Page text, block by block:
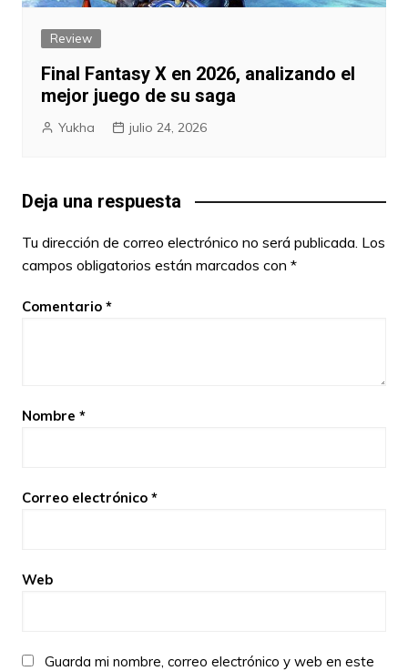
Review
Final Fantasy X en 2026, analizando el
mejor juego de su saga
Yukha julio 24, 2026
Deja una respuesta
Tu dirección de correo electrónico no será publicada. Los
campos obligatorios están marcados con *
Comentario *
Nombre *
Correo electrónico *
Web
Guarda mi nombre, correo electrónico y web en este